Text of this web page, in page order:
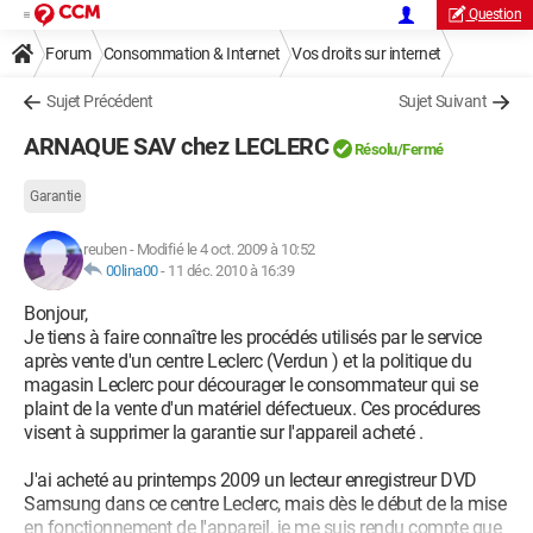
Question
Forum Consommation & Internet Vos droits sur internet
Sujet Précédent Sujet Suivant
ARNAQUE SAV chez LECLERC Résolu/Fermé
Garantie
reuben- Modifié le 4 oct. 2009 à 10:52
00lina00- 11 déc. 2010 à 16:39
Bonjour,
Je tiens à faire connaître les procédés utilisés par le service
après vente d'un centre Leclerc (Verdun ) et la politique du
magasin Leclerc pour décourager le consommateur qui se
plaint de la vente d'un matériel défectueux. Ces procédures
visent à supprimer la garantie sur l'appareil acheté .
J'ai acheté au printemps 2009 un lecteur enregistreur DVD
Samsung dans ce centre Leclerc, mais dès le début de la mise
en fonctionnement de l'appareil, je me suis rendu compte que